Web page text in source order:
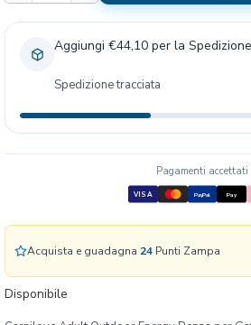
Disponibile
r
o
t
O
t
Aggiungi €44,10 per la
Spedizione tracciata
Acquista e guadagna 24 Punti Zampa
Pagamenti accettati
VISA PayPal Pay